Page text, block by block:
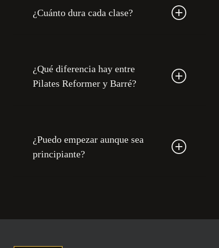
¿Cuánto dura cada clase?
¿Qué diferencia hay entre
Pilates Reformer y Barré?
trabajo global.
¿Puedo empezar aunque sea
principiante?